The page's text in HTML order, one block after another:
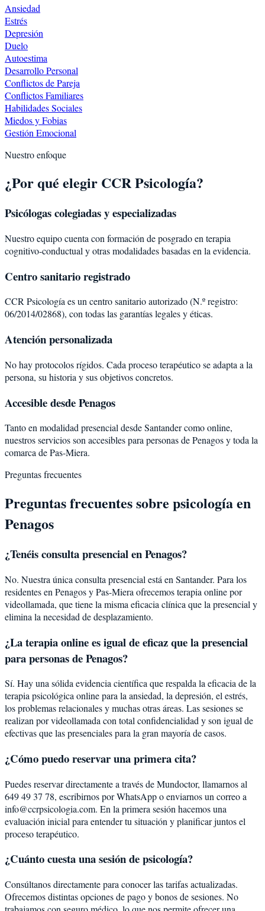
Ansiedad
Estrés
Depresión
Duelo
Autoestima
Desarrollo Personal
Conflictos de Pareja
Conflictos Familiares
Habilidades Sociales
Miedos y Fobias
Gestión Emocional
Nuestro enfoque
¿Por qué elegir CCR Psicología?
Psicólogas colegiadas y especializadas
Nuestro equipo cuenta con formación de posgrado en terapia
cognitivo-conductual y otras modalidades basadas en la evidencia.
Centro sanitario registrado
CCR Psicología es un centro sanitario autorizado (N.º registro:
06/2014/02868), con todas las garantías legales y éticas.
Atención personalizada
No hay protocolos rígidos. Cada proceso terapéutico se adapta a la
persona, su historia y sus objetivos concretos.
Accesible desde Penagos
Tanto en modalidad presencial desde Santander como online,
nuestros servicios son accesibles para personas de Penagos y toda la
comarca de Pas-Miera.
Preguntas frecuentes
Preguntas frecuentes sobre psicología en
Penagos
¿Tenéis consulta presencial en Penagos?
No. Nuestra única consulta presencial está en Santander. Para los
residentes en Penagos y Pas-Miera ofrecemos terapia online por
videollamada, que tiene la misma eficacia clínica que la presencial y
elimina la necesidad de desplazamiento.
¿La terapia online es igual de eficaz que la presencial
para personas de Penagos?
Sí. Hay una sólida evidencia científica que respalda la eficacia de la
terapia psicológica online para la ansiedad, la depresión, el estrés,
los problemas relacionales y muchas otras áreas. Las sesiones se
realizan por videollamada con total confidencialidad y son igual de
efectivas que las presenciales para la gran mayoría de casos.
¿Cómo puedo reservar una primera cita?
Puedes reservar directamente a través de Mundoctor, llamarnos al
649 49 37 78, escribirnos por WhatsApp o enviarnos un correo a
info@ccrpsicologia.com. En la primera sesión hacemos una
evaluación inicial para entender tu situación y planificar juntos el
proceso terapéutico.
¿Cuánto cuesta una sesión de psicología?
Consúltanos directamente para conocer las tarifas actualizadas.
Ofrecemos distintas opciones de pago y bonos de sesiones. No